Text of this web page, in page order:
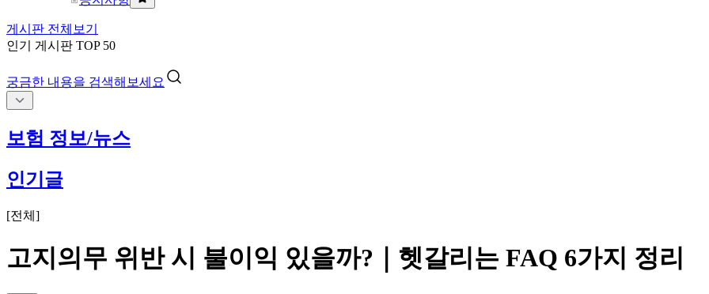
게시판 전체보기
인기 게시판 TOP 50
궁금한 내용을 검색해보세요
보험 정보/뉴스
인기글
[전체 ]
고지의무 위반 시 불이익 있을까?｜헷갈리는 FAQ 6가지 정리